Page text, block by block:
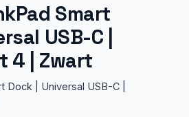
Smart
USB-C |
4 | Zwart
Dock | Universal USB-C |